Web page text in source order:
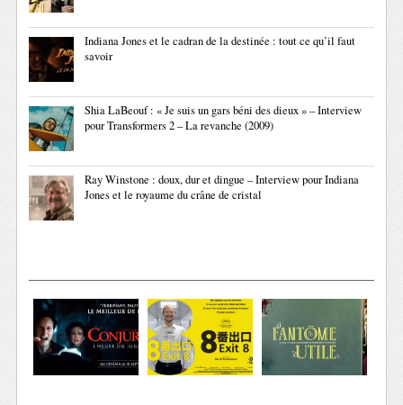
Indiana Jones et le cadran de la destinée : tout ce qu’il faut
savoir
Shia LaBeouf : « Je suis un gars béni des dieux » – Interview
pour Transformers 2 – La revanche (2009)
Ray Winstone : doux, dur et dingue – Interview pour Indiana
Jones et le royaume du crâne de cristal